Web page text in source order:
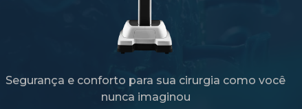
Segurança e conforto para sua cirurgia como você
nunca imaginou